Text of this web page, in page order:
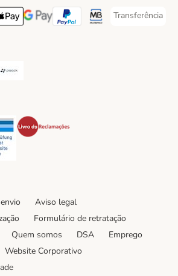
Method
Express Payment Method
Pay Payment Method
Google Pay Payment Method
PayPal Payment Method
Multibanco Payment
Transferência
Transferência
Shipping Method
InPost Shipping Method
Security
Aviso legal
Formulário de retratação
Quem somos DSA
Emprego
Website Corporativo